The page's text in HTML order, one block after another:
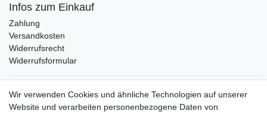
Infos zum Einkauf
Zahlung
Versandkosten
Widerrufsrecht
Widerrufsformular
Verpackungslizenz
bei der Landbell AG
Wir verwenden Cookies und ähnliche Technologien auf unserer
Website und verarbeiten personenbezogene Daten von